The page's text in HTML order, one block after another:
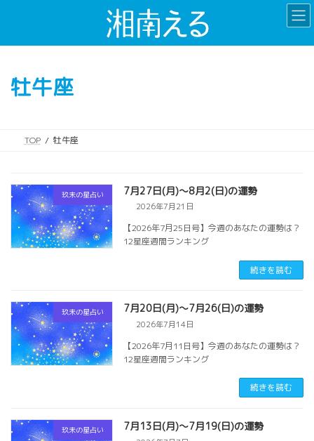
牡牛座
TOP 牡牛座
玖未の星占い 7月27日(月)～8月2(日)の運勢
2026年7月21日
【2026年7月25日号】今週のあなたの運勢は？
12星座週間ランキング
続きを読む
玖未の星占い 7月20日(月)～7月26(日)の運勢
2026年7月14日
【2026年7月11日号】今週のあなたの運勢は？
12星座週間ランキング
続きを読む
玖未の星占い 7月13日(月)～7月19(日)の運勢